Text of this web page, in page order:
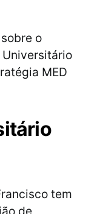
o
MED
tem